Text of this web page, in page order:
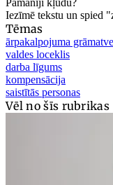
Iezīmē tekstu un spied
Tēmas
ārpakalpojuma
valdes loceklis
darba līgums
kompensācija
saistītās personas
Vēl no šīs rubrikas